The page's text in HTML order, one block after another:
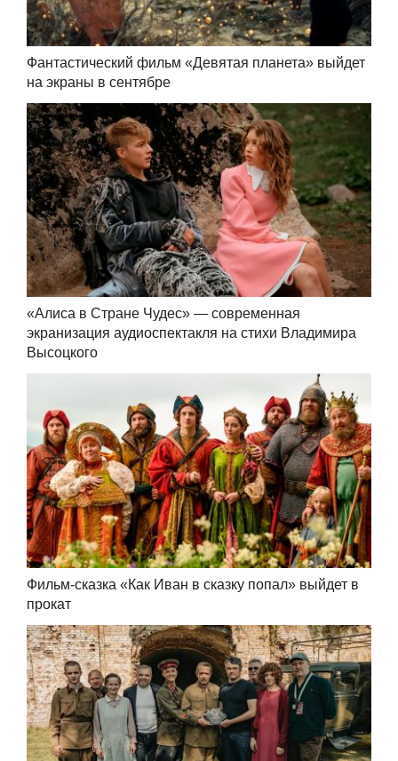
Фантастический фильм «Девятая планета» выйдет
на экраны в сентябре
«Алиса в Стране Чудес» — современная
экранизация аудиоспектакля на стихи Владимира
Высоцкого
Фильм-сказка «Как Иван в сказку попал» выйдет в
прокат